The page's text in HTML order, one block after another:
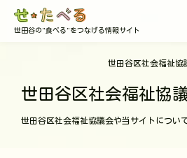
世田谷の"食べる"をつなげる情報サイト
世田谷区社会福祉協
世田谷区社会福祉協
世田谷区社会福祉協議会や当サイトについ